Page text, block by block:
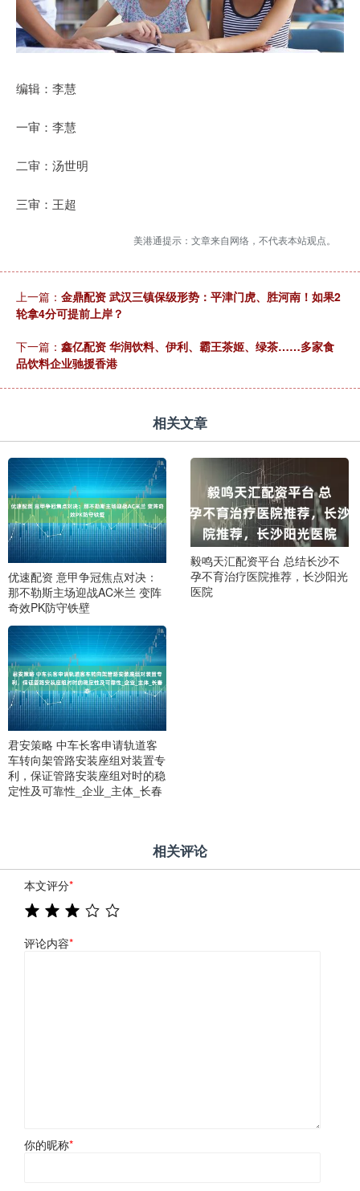
编辑：李慧
一审：李慧
二审：汤世明
三审：王超
美港通提示：文章来自网络，不代表本站观点。
上一篇： 金鼎配资 武汉三镇保级形势：平津门虎、胜河南！如果2
轮拿4分可提前上岸？
下一篇： 鑫亿配资 华润饮料、伊利、霸王茶姬、绿茶……多家食
品饮料企业驰援香港
相关文章
优速配资 意甲争冠焦点对决：
那不勒斯主场迎战AC米兰 变阵
奇效PK防守铁壁
毅鸣天汇配资平台 总结长沙不
孕不育治疗医院推荐，长沙阳光
医院
君安策略 中车长客申请轨道客
车转向架管路安装座组对装置专
利，保证管路安装座组对时的稳
定性及可靠性_企业_主体_长春
相关评论
本文评分*
评论内容*
你的昵称*